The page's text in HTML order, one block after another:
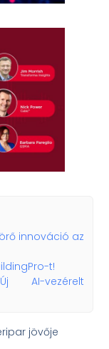
innováció az
t!
AI-vezérelt
jövője